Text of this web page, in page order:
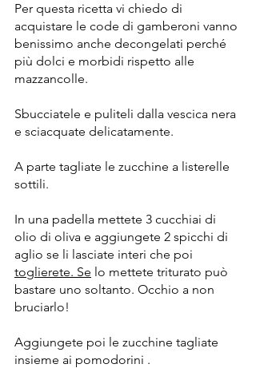
Per questa ricetta vi chiedo di
acquistare le code di gamberoni vanno
benissimo anche decongelati perché
più dolci e morbidi rispetto alle
mazzancolle.
Sbucciatele e puliteli dalla vescica nera
e sciacquate delicatamente.
A parte tagliate le zucchine a listerelle
sottili.
In una padella mettete 3 cucchiai di
olio di oliva e aggiungete 2 spicchi di
aglio se li lasciate interi che poi
toglierete. Se lo mettete triturato può
bastare uno soltanto. Occhio a non
bruciarlo!
Aggiungete poi le zucchine tagliate
insieme ai pomodorini .